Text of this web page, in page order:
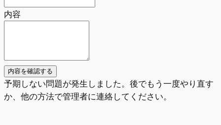
内容
内容を確認する
予期しない問題が発生しました。後でもう一度やり直す
か、他の方法で管理者に連絡してください。